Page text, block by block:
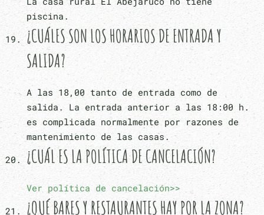
piscina.
¿CUÁLES SON LOS HORARIOS DE ENTRADA Y
SALIDA?
A las 18,00 tanto de entrada como de
salida. La entrada anterior a las 18:00 h.
es complicada normalmente por razones de
mantenimiento de las casas.
¿CUÁL ES LA POLÍTICA DE CANCELACIÓN?
Ver política de cancelación>>
¿QUÉ BARES Y RESTAURANTES HAY POR LA ZONA?